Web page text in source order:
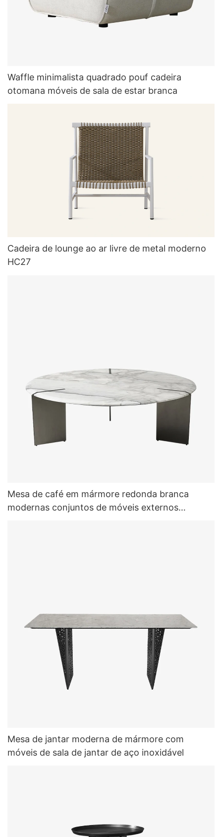
Waffle minimalista quadrado pouf cadeira
otomana móveis de sala de estar branca
Cadeira de lounge ao ar livre de metal moderno
HC27
Mesa de café em mármore redonda branca
modernas conjuntos de móveis externos
Mesa de jantar moderna de mármore com
móveis de sala de jantar de aço inoxidável